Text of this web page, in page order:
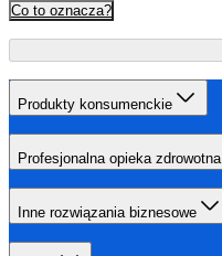
Co to oznacza?
Produkty konsumenckie
Profesjonalna opieka zdrowotna
Inne rozwiązania biznesowe